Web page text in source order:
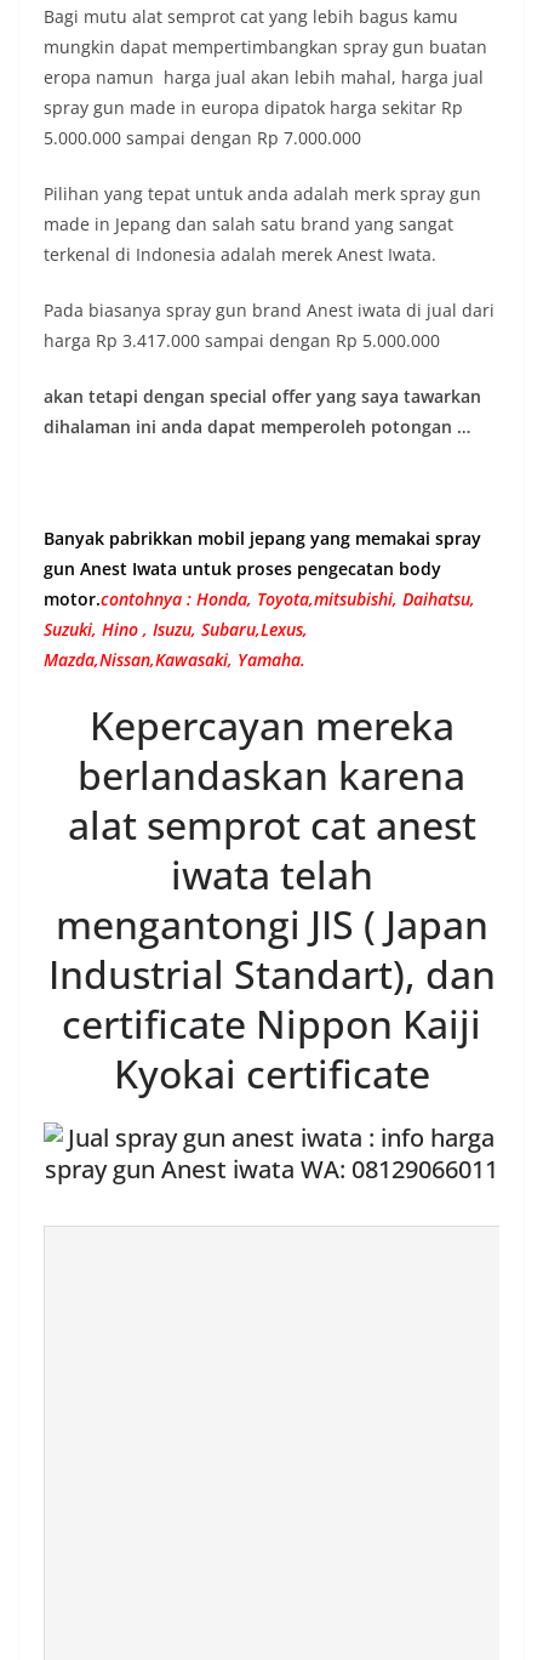
Bagi mutu alat semprot cat yang lebih bagus kamu
mungkin dapat mempertimbangkan spray gun buatan
eropa namun harga jual akan lebih mahal, harga jual
spray gun made in europa dipatok harga sekitar Rp
5.000.000 sampai dengan Rp 7.000.000
Pilihan yang tepat untuk anda adalah merk spray gun
made in Jepang dan salah satu brand yang sangat
terkenal di Indonesia adalah merek Anest Iwata.
Pada biasanya spray gun brand Anest iwata di jual dari
harga Rp 3.417.000 sampai dengan Rp 5.000.000
akan tetapi dengan special offer yang saya tawarkan
dihalaman ini anda dapat memperoleh potongan …
Banyak pabrikkan mobil jepang yang memakai spray
gun Anest Iwata untuk proses pengecatan body
motor.contohnya : Honda, Toyota,mitsubishi, Daihatsu,
Suzuki, Hino , Isuzu, Subaru,Lexus,
Mazda,Nissan,Kawasaki, Yamaha.
Kepercayan mereka
berlandaskan karena
alat semprot cat anest
iwata telah
mengantongi JIS ( Japan
Industrial Standart), dan
certificate Nippon Kaiji
Kyokai certificate